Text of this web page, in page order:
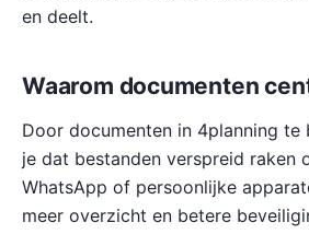
en deelt.
Waarom documenten
Door documenten in 4planning te
je dat bestanden verspreid raken
WhatsApp of persoonlijke
meer overzicht en betere